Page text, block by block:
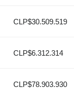
CLP$30.509.519
CLP$6.312.314
CLP$78.903.930